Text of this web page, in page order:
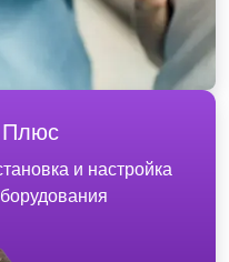
Плюс
и настройка